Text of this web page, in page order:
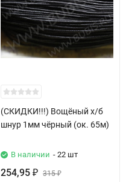
(СКИДКИ!!!) Вощёный х/б
шнур 1мм чёрный (ок. 65м)
В наличии - 22 шт
254,95 ₽ 315₽